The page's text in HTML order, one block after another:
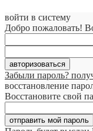
войти в систему
Добро пожаловать!
Забыли пароль?
восстановление
Восстановите свой